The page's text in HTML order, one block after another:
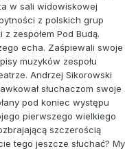
w sali widowiskowej
z polskich grup
zespołem Pod Budą.
echa. Zaśpiewali swoje
muzyków zespołu
Andrzej Sikorowski
słuchaczom swoje
pod koniec występu
pierwszego wielkiego
szczerością
tego jeszcze słuchać? My